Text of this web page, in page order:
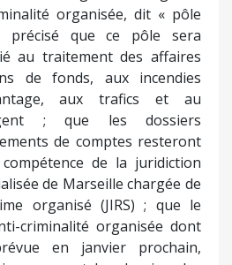
organisée, dit « pôle
que ce pôle sera
au traitement des affaires
de fonds, aux incendies
aux trafics et au
; que les dossiers
de comptes resteront
de la juridiction
de Marseille chargée de
organisé (JIRS) ; que le
criminalité organisée dont
en janvier prochain,